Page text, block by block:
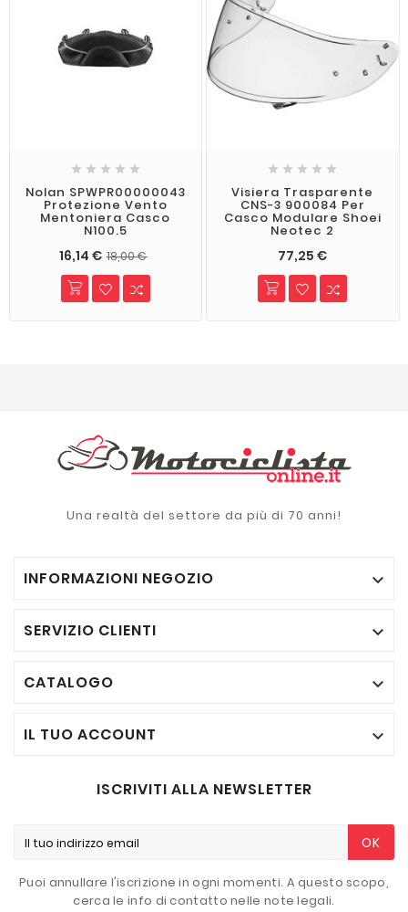
    
Nolan SPWPR00000043
Protezione Vento
Mentoniera Casco
N100.5
16,14 € 18,00 €
    
Visiera Trasparente
CNS-3 900084 Per
Casco Modulare Shoei
Neotec 2
77,25 €
Una realtà del settore da più di 70 anni!
INFORMAZIONI NEGOZIO 
SERVIZIO CLIENTI 
CATALOGO 
IL TUO ACCOUNT 
ISCRIVITI ALLA NEWSLETTER
OK
Puoi annullare l'iscrizione in ogni momenti. A questo scopo,
cerca le info di contatto nelle note legali.